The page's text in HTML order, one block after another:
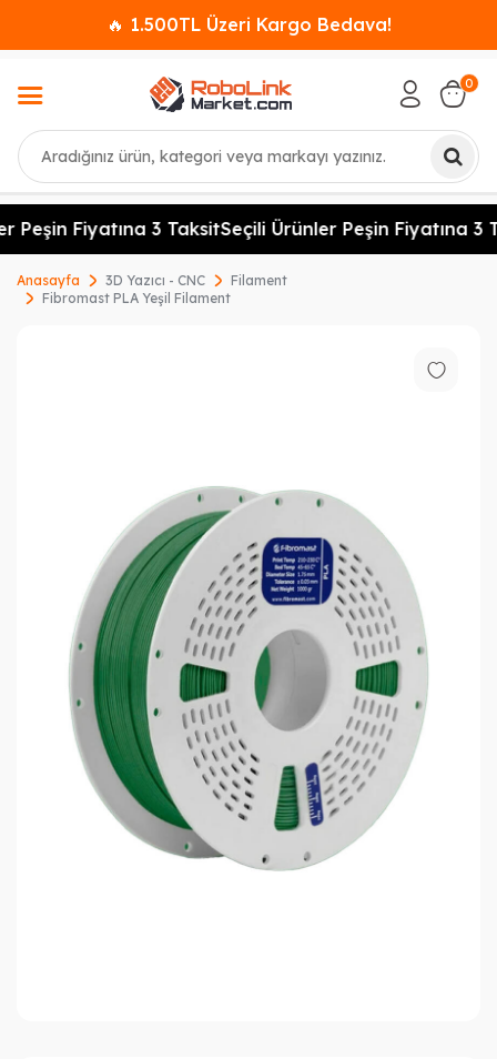
🔥 1.500TL Üzeri Kargo Bedava!
Ara
0
Peşin Fiyatına 3 TaksitSeçili Ürünler Peşin Fiyatına 3
Anasayfa 3D Yazıcı - CNC
Filament
Fibromast PLA Yeşil Filament